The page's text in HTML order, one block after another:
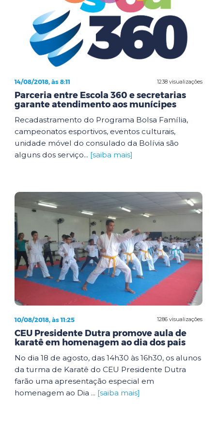
1238 visualizações
14/08/2018, às 8:11
Parceria entre Escola 360 e secretarias
garante atendimento aos munícipes
Recadastramento do Programa Bolsa Família,
campeonatos esportivos, eventos culturais,
unidade móvel do consulado da Bolívia são
alguns dos serviço... [saiba mais]
1286 visualizações
10/08/2018, às 11:25
CEU Presidente Dutra promove aula de
karatê em homenagem ao dia dos pais
No dia 18 de agosto, das 14h30 às 16h30, os alunos
da turma de Karatê do CEU Presidente Dutra
farão uma apresentação especial em
homenagem ao Dia ... [saiba mais]